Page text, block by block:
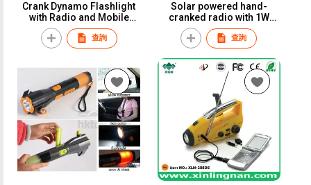
Crank Dynamo Flashlight
with Radio and Mobile
Phone Charger
查詢
Solar powered hand-
cranked radio with 1W
Flashlight
查詢